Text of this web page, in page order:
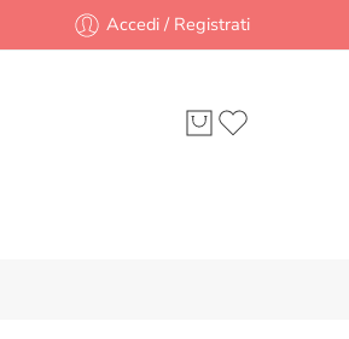
Accedi / Registrati